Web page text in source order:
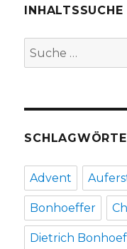
INHALTSSUCHE
Suche
nach:
Advent
Bonhoeffer
Dietrich